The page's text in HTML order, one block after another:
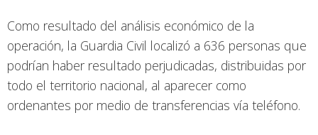
Como resultado del análisis económico de la
operación, la Guardia Civil localizó a 636 personas que
podrían haber resultado perjudicadas, distribuidas por
todo el territorio nacional, al aparecer como
ordenantes por medio de transferencias vía teléfono.